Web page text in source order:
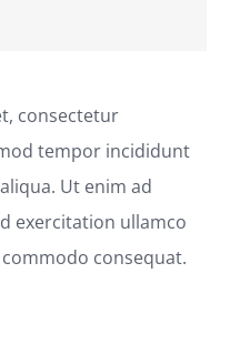
consectetur
tempor incididunt
Ut enim ad
exercitation ullamco
consequat.